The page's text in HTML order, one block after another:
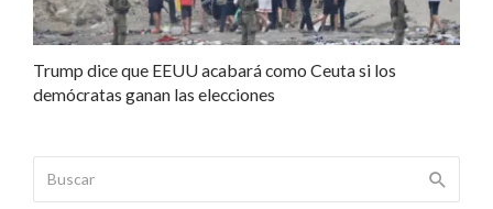
Trump dice que EEUU acabará como Ceuta si los
demócratas ganan las elecciones